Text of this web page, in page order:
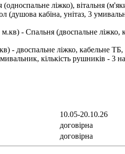
ліжко), вітальня
(душова кабіна, унітаз, 3
- Спальня (двоспальне ліжко,
- двоспальне ліжко, кабельне
кількість рушників - 3
10.05-20.10.26
договірна
договірна